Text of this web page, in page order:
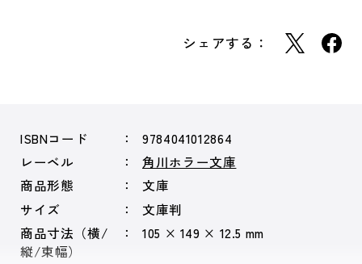
シェアする：
ISBNコード
9784041012864
レーベル
角川ホラー文庫
商品形態
文庫
サイズ
文庫判
商品寸法（横/
縦/束幅）
105 × 149 × 12.5 mm